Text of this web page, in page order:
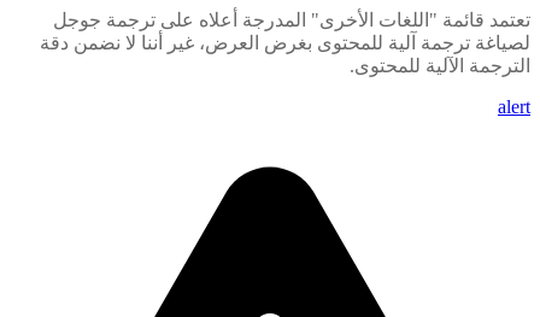
تعتمد قائمة "اللغات الأخرى" المدرجة أعلاه على ترجمة جوجل
لصياغة ترجمة آلية للمحتوى بغرض العرض، غير أننا لا نضمن دقة
الترجمة الآلية للمحتوى.
alert